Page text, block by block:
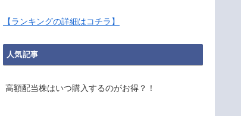
【ランキングの詳細はコチラ】
人気記事
高額配当株はいつ購入するのがお得？！